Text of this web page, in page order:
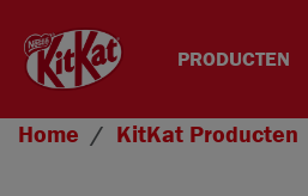
PRODUCTEN
Home KitKat Producten